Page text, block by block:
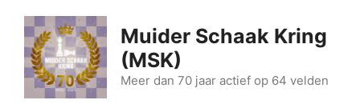
naar
inhoud
Muider Schaak Kring
(MSK)
Meer dan 70 jaar actief op 64 velden